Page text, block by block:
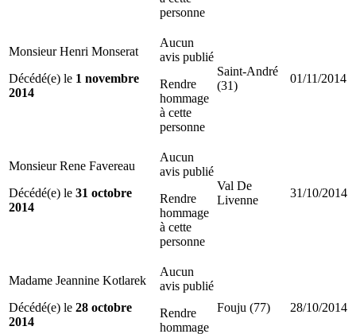
personne
Monsieur Henri Monserat
Décédé(e) le 1 novembre
2014
Aucun
avis publié
Rendre
hommage
à cette
personne
Saint-André
(31)
01/11/2014
Monsieur Rene Favereau
Décédé(e) le 31 octobre
2014
Aucun
avis publié
Rendre
hommage
à cette
personne
Val De
Livenne
31/10/2014
Madame Jeannine Kotlarek
Décédé(e) le 28 octobre
2014
Aucun
avis publié
Rendre
hommage
Fouju (77) 28/10/2014